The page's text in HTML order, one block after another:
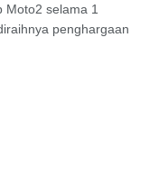
Moto2 selama 1
penghargaan